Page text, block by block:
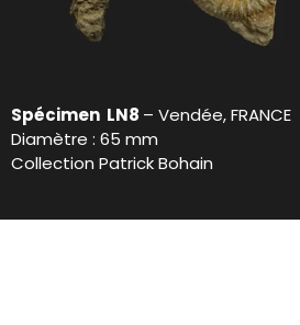
Spécimen LN8 – Vendée, FRANCE
Diamètre : 65 mm
Collection Patrick Bohain